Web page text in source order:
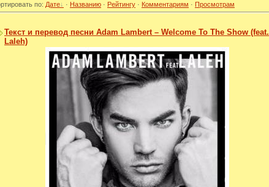
по: Дате · Названию · Рейтингу · Комментариям · Просмотрам
Текст и перевод песни Adam Lambert – Welcome To The Show (feat.
Laleh)